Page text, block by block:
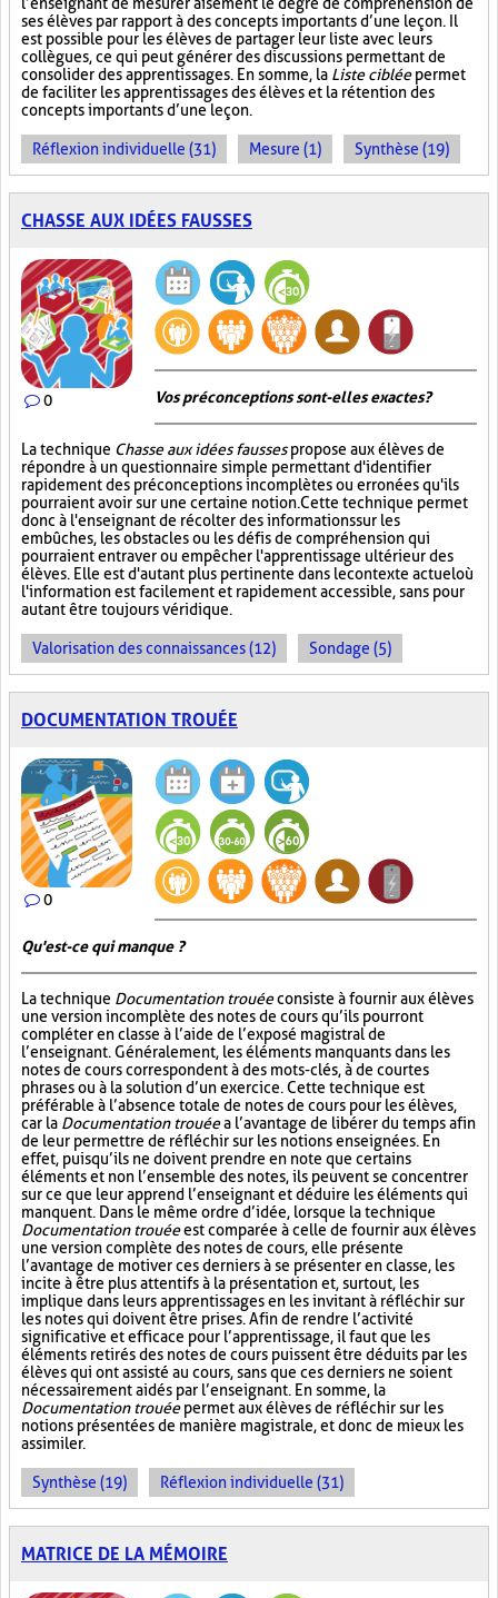
ses élèves par rapport à des concepts importants d’une leçon. Il
est possible pour les élèves de partager leur liste avec leurs
collègues, ce qui peut générer des discussions permettant de
consolider des apprentissages. En somme, la Liste cibléepermet
de faciliter les apprentissages des élèves et la rétention des
concepts importants d’une leçon.
Réflexion individuelle (31) Mesure (1) Synthèse (19)
CHASSE AUX IDÉES FAUSSES
0 Vos préconceptions sont-elles exactes ?
La technique Chasse aux idées faussespropose aux élèves de
répondre à un questionnaire simple permettant d'identifier
rapidement des préconceptions incomplètes ou erronées qu'ils
pourraient avoir sur une certaine notion. Cette technique permet
donc à l'enseignant de récolter des informations sur les
embûches, les obstacles ou les défis de compréhension qui
pourraient entraver ou empêcher l'apprentissage ultérieur des
élèves. Elle est d'autant plus pertinente dans le contexte actuel où
l'information est facilement et rapidement accessible, sans pour
autant être toujours véridique.
Valorisation des connaissances (12) Sondage (5)
DOCUMENTATION TROUÉE
0
Qu'est-ce qui manque ?
La technique Documentation trouéeconsiste à fournir aux élèves
une version incomplète des notes de cours qu’ils pourront
compléter en classe à l’aide de l’exposé magistral de
l’enseignant. Généralement, les éléments manquants dans les
notes de cours correspondent à des mots-clés, à de courtes
phrases ou à la solution d’un exercice. Cette technique est
préférable à l’absence totale de notes de cours pour les élèves,
car la Documentation trouéea l’avantage de libérer du temps afin
de leur permettre de réfléchir sur les notions enseignées. En
effet, puisqu’ils ne doivent prendre en note que certains
éléments et non l’ensemble des notes, ils peuvent se concentrer
sur ce que leur apprend l’enseignant et déduire les éléments qui
manquent. Dans le même ordre d’idée, lorsque la technique
Documentation trouéeest comparée à celle de fournir aux élèves
une version complète des notes de cours, elle présente
l’avantage de motiver ces derniers à se présenter en classe, les
incite à être plus attentifs à la présentation et, surtout, les
implique dans leurs apprentissages en les invitant à réfléchir sur
les notes qui doivent être prises. Afin de rendre l’activité
significative et efficace pour l’apprentissage, il faut que les
éléments retirés des notes de cours puissent être déduits par les
élèves qui ont assisté au cours, sans que ces derniers ne soient
nécessairement aidés par l’enseignant. En somme, la
Documentation trouéepermet aux élèves de réfléchir sur les
notions présentées de manière magistrale, et donc de mieux les
assimiler.
Synthèse (19) Réflexion individuelle (31)
MATRICE DE LA MÉMOIRE